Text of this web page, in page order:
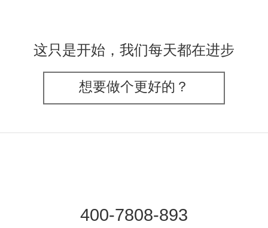
这只是开始，我们每天都在进步
想要做个更好的？
400-7808-893